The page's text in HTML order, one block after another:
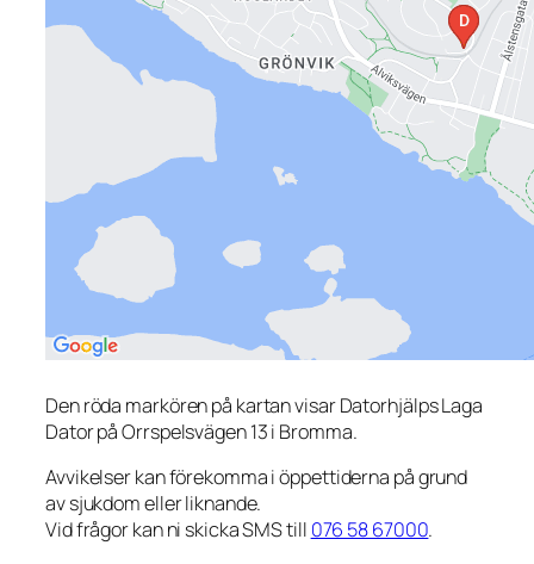
Den röda markören på kartan visar Datorhjälps Laga
Dator på Orrspelsvägen 13 i Bromma.
Avvikelser kan förekomma i öppettiderna på grund
av sjukdom eller liknande.
Vid frågor kan ni skicka SMS till 076 58 67000.